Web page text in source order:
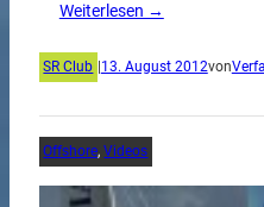
Weiterlesen →
SR Club 13. August 2012von
Offshore, Videos